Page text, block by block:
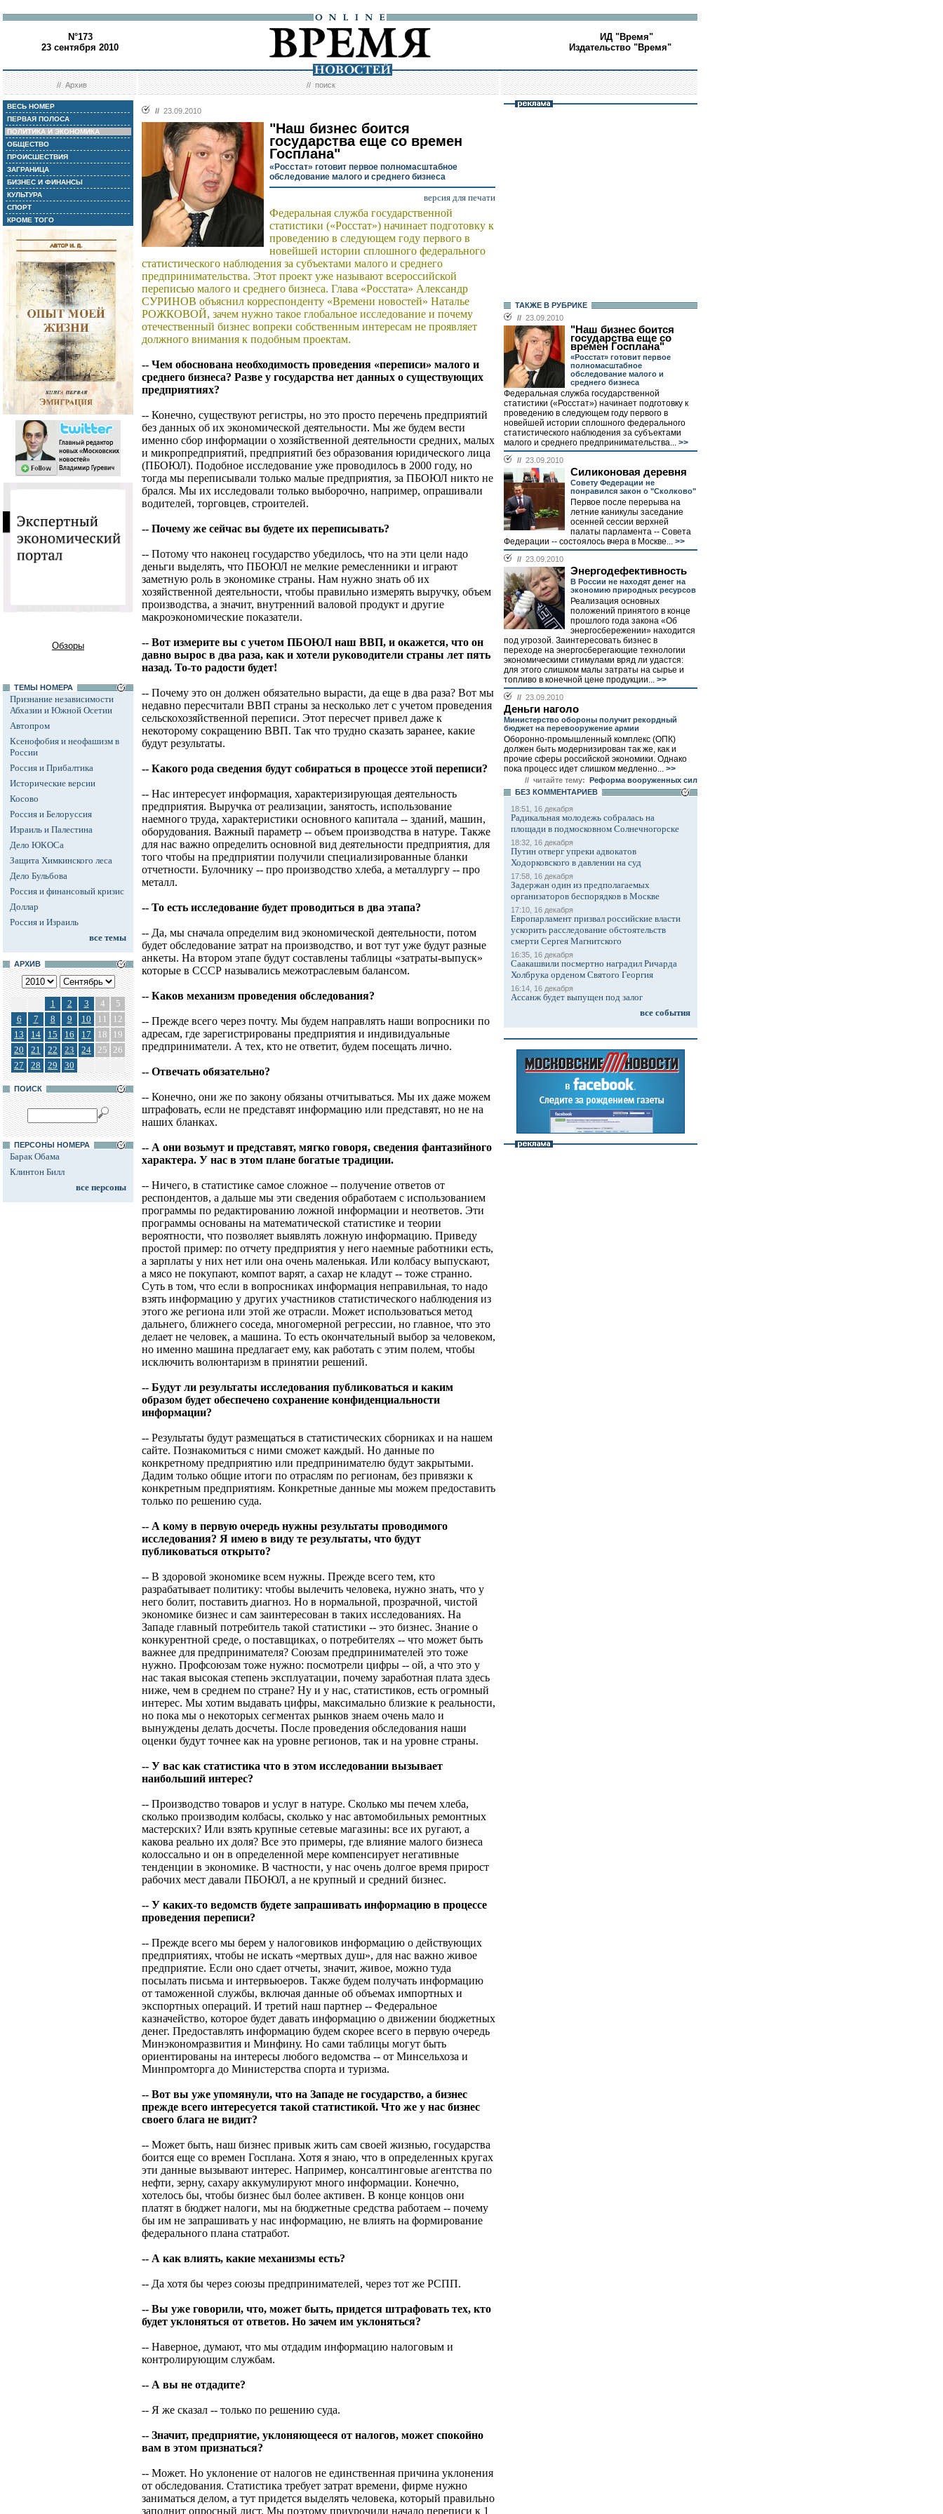
N°173
23 сентября 2010
ИД "Время"
Издательство "Время"
//Архив //поиск
ВЕСЬ НОМЕР
ПЕРВАЯ ПОЛОСА
ПОЛИТИКА И ЭКОНОМИКА
ОБЩЕСТВО
ПРОИСШЕСТВИЯ
ЗАГРАНИЦА
БИЗНЕС И ФИНАНСЫ
КУЛЬТУРА
СПОРТ
КРОМЕ ТОГО
Обзоры
ТЕМЫ НОМЕРА
Признание независимости
Абхазии и Южной Осетии
Автопром
Ксенофобия и неофашизм в
России
Россия и Прибалтика
Исторические версии
Косово
Россия и Белоруссия
Израиль и Палестина
Дело ЮКОСа
Защита Химкинского леса
Дело Бульбова
Россия и финансовый кризис
Доллар
Россия и Израиль
все темы
АРХИВ
1 2 3 4
5
6
7 8 9 10 11
12
13
14 15 16 17 18
19
20
21 22 23 24 25 26
27
28 29 30
ПОИСК
ПЕРСОНЫ НОМЕРА
Барак Обама
Клинтон Билл
все персоны
// 23.09.2010
"Наш бизнес боится
государства еще со времен
Госплана"
«Росстат» готовит первое полномасштабное
обследование малого и среднего бизнеса
версия для печати
Федеральная служба государственной
статистики («Росстат») начинает подготовку к
проведению в следующем году первого в
новейшей истории сплошного федерального
статистического наблюдения за субъектами малого и среднего
предпринимательства. Этот проект уже называют всероссийской
переписью малого и среднего бизнеса. Глава «Росстата» Александр
СУРИНОВ объяснил корреспонденту «Времени новостей» Наталье
РОЖКОВОЙ, зачем нужно такое глобальное исследование и почему
отечественный бизнес вопреки собственным интересам не проявляет
должного внимания к подобным проектам.
-- Чем обоснована необходимость проведения «переписи» малого и
среднего бизнеса? Разве у государства нет данных о существующих
предприятиях?
-- Конечно, существуют регистры, но это просто перечень предприятий
без данных об их экономической деятельности. Мы же будем вести
именно сбор информации о хозяйственной деятельности средних, малых
и микропредприятий, предприятий без образования юридического лица
(ПБОЮЛ). Подобное исследование уже проводилось в 2000 году, но
тогда мы переписывали только малые предприятия, за ПБОЮЛ никто не
брался. Мы их исследовали только выборочно, например, опрашивали
водителей, торговцев, строителей.
-- Почему же сейчас вы будете их переписывать?
-- Потому что наконец государство убедилось, что на эти цели надо
деньги выделять, что ПБОЮЛ не мелкие ремесленники и играют
заметную роль в экономике страны. Нам нужно знать об их
хозяйственной деятельности, чтобы правильно измерять выручку, объем
производства, а значит, внутренний валовой продукт и другие
макроэкономические показатели.
-- Вот измерите вы с учетом ПБОЮЛ наш ВВП, и окажется, что он
давно вырос в два раза, как и хотели руководители страны лет пять
назад. То-то радости будет!
-- Почему это он должен обязательно вырасти, да еще в два раза? Вот мы
недавно пересчитали ВВП страны за несколько лет с учетом проведения
сельскохозяйственной переписи. Этот пересчет привел даже к
некоторому сокращению ВВП. Так что трудно сказать заранее, какие
будут результаты.
-- Какого рода сведения будут собираться в процессе этой переписи?
-- Нас интересует информация, характеризирующая деятельность
предприятия. Выручка от реализации, занятость, использование
наемного труда, характеристики основного капитала -- зданий, машин,
оборудования. Важный параметр -- объем производства в натуре. Также
для нас важно определить основной вид деятельности предприятия, для
того чтобы на предприятии получили специализированные бланки
отчетности. Булочнику -- про производство хлеба, а металлургу -- про
металл.
-- То есть исследование будет проводиться в два этапа?
-- Да, мы сначала определим вид экономической деятельности, потом
будет обследование затрат на производство, и вот тут уже будут разные
анкеты. На втором этапе будут составлены таблицы «затраты-выпуск»
которые в СССР назывались межотраслевым балансом.
-- Каков механизм проведения обследования?
-- Прежде всего через почту. Мы будем направлять наши вопросники по
адресам, где зарегистрированы предприятия и индивидуальные
предприниматели. А тех, кто не ответит, будем посещать лично.
-- Отвечать обязательно?
-- Конечно, они же по закону обязаны отчитываться. Мы их даже можем
штрафовать, если не представят информацию или представят, но не на
наших бланках.
-- А они возьмут и представят, мягко говоря, сведения фантазийного
характера. У нас в этом плане богатые традиции.
-- Ничего, в статистике самое сложное -- получение ответов от
респондентов, а дальше мы эти сведения обработаем с использованием
программы по редактированию ложной информации и неответов. Эти
программы основаны на математической статистике и теории
вероятности, что позволяет выявлять ложную информацию. Приведу
простой пример: по отчету предприятия у него наемные работники есть,
а зарплаты у них нет или она очень маленькая. Или колбасу выпускают,
а мясо не покупают, компот варят, а сахар не кладут -- тоже странно.
Суть в том, что если в вопросниках информация неправильная, то надо
взять информацию у других участников статистического наблюдения из
этого же региона или этой же отрасли. Может использоваться метод
дальнего, ближнего соседа, многомерной регрессии, но главное, что это
делает не человек, а машина. То есть окончательный выбор за человеком,
но именно машина предлагает ему, как работать с этим полем, чтобы
исключить волюнтаризм в принятии решений.
-- Будут ли результаты исследования публиковаться и каким
образом будет обеспечено сохранение конфиденциальности
информации?
-- Результаты будут размещаться в статистических сборниках и на нашем
сайте. Познакомиться с ними сможет каждый. Но данные по
конкретному предприятию или предпринимателю будут закрытыми.
Дадим только общие итоги по отраслям по регионам, без привязки к
конкретным предприятиям. Конкретные данные мы можем предоставить
только по решению суда.
-- А кому в первую очередь нужны результаты проводимого
исследования? Я имею в виду те результаты, что будут
публиковаться открыто?
-- В здоровой экономике всем нужны. Прежде всего тем, кто
разрабатывает политику: чтобы вылечить человека, нужно знать, что у
него болит, поставить диагноз. Но в нормальной, прозрачной, чистой
экономике бизнес и сам заинтересован в таких исследованиях. На
Западе главный потребитель такой статистики -- это бизнес. Знание о
конкурентной среде, о поставщиках, о потребителях -- что может быть
важнее для предпринимателя? Союзам предпринимателей это тоже
нужно. Профсоюзам тоже нужно: посмотрели цифры -- ой, а что это у
нас такая высокая степень эксплуатации, почему заработная плата здесь
ниже, чем в среднем по стране? Ну и у нас, статистиков, есть огромный
интерес. Мы хотим выдавать цифры, максимально близкие к реальности,
но пока мы о некоторых сегментах рынков знаем очень мало и
вынуждены делать досчеты. После проведения обследования наши
оценки будут точнее как на уровне регионов, так и на уровне страны.
-- У вас как статистика что в этом исследовании вызывает
наибольший интерес?
-- Производство товаров и услуг в натуре. Сколько мы печем хлеба,
сколько производим колбасы, сколько у нас автомобильных ремонтных
мастерских? Или взять крупные сетевые магазины: все их ругают, а
какова реально их доля? Все это примеры, где влияние малого бизнеса
колоссально и он в определенной мере компенсирует негативные
тенденции в экономике. В частности, у нас очень долгое время прирост
рабочих мест давали ПБОЮЛ, а не крупный и средний бизнес.
-- У каких-то ведомств будете запрашивать информацию в процессе
проведения переписи?
-- Прежде всего мы берем у налоговиков информацию о действующих
предприятиях, чтобы не искать «мертвых душ», для нас важно живое
предприятие. Если оно сдает отчеты, значит, живое, можно туда
посылать письма и интервьюеров. Также будем получать информацию
от таможенной службы, включая данные об объемах импортных и
экспортных операций. И третий наш партнер -- Федеральное
казначейство, которое будет давать информацию о движении бюджетных
денег. Предоставлять информацию будем скорее всего в первую очередь
Минэкономразвития и Минфину. Но сами таблицы могут быть
ориентированы на интересы любого ведомства -- от Минсельхоза и
Минпромторга до Министерства спорта и туризма.
-- Вот вы уже упомянули, что на Западе не государство, а бизнес
прежде всего интересуется такой статистикой. Что же у нас бизнес
своего блага не видит?
-- Может быть, наш бизнес привык жить сам своей жизнью, государства
боится еще со времен Госплана. Хотя я знаю, что в определенных кругах
эти данные вызывают интерес. Например, консалтинговые агентства по
нефти, зерну, сахару аккумулируют много информации. Конечно,
хотелось бы, чтобы бизнес был более активен. В конце концов они
платят в бюджет налоги, мы на бюджетные средства работаем -- почему
бы им не запрашивать у нас информацию, не влиять на формирование
федерального плана статработ.
-- А как влиять, какие механизмы есть?
-- Да хотя бы через союзы предпринимателей, через тот же РСПП.
-- Вы уже говорили, что, может быть, придется штрафовать тех, кто
будет уклоняться от ответов. Но зачем им уклоняться?
-- Наверное, думают, что мы отдадим информацию налоговым и
контролирующим службам.
-- А вы не отдадите?
-- Я же сказал -- только по решению суда.
-- Значит, предприятие, уклоняющееся от налогов, может спокойно
вам в этом признаться?
-- Может. Но уклонение от налогов не единственная причина уклонения
от обследования. Статистика требует затрат времени, фирме нужно
заниматься делом, а тут придется выделять человека, который правильно
заполнит опросный лист. Мы поэтому приурочили начало переписи к 1
ТАКЖЕ В РУБРИКЕ
// 23.09.2010
"Наш бизнес боится
государства еще со
времен Госплана"
«Росстат» готовит первое
полномасштабное
обследование малого и
среднего бизнеса
Федеральная служба государственной
статистики («Росстат») начинает подготовку к
проведению в следующем году первого в
новейшей истории сплошного федерального
статистического наблюдения за субъектами
малого и среднего предпринимательства... >>
// 23.09.2010
Силиконовая деревня
Совету Федерации не
понравился закон о "Сколково"
Первое после перерыва на
летние каникулы заседание
осенней сессии верхней
палаты парламента -- Совета
Федерации -- состоялось вчера в Москве... >>
// 23.09.2010
Энергодефективность
В России не находят денег на
экономию природных ресурсов
Реализация основных
положений принятого в конце
прошлого года закона «Об
энергосбережении» находится
под угрозой. Заинтересовать бизнес в
переходе на энергосберегающие технологии
экономическими стимулами вряд ли удастся:
для этого слишком малы затраты на сырье и
топливо в конечной цене продукции... >>
// 23.09.2010
Деньги наголо
Министерство обороны получит рекордный
бюджет на перевооружение армии
Оборонно-промышленный комплекс (ОПК)
должен быть модернизирован так же, как и
прочие сферы российской экономики. Однако
пока процесс идет слишком медленно... >>
// читайте тему: Реформа вооруженных сил
БЕЗ КОМMЕНТАРИЕВ
18:51, 16 декабря
Радикальная молодежь собралась на
площади в подмосковном Солнечногорске
18:32, 16 декабря
Путин отверг упреки адвокатов
Ходорковского в давлении на суд
17:58, 16 декабря
Задержан один из предполагаемых
организаторов беспорядков в Москве
17:10, 16 декабря
Европарламент призвал российские власти
ускорить расследование обстоятельств
смерти Сергея Магнитского
16:35, 16 декабря
Саакашвили посмертно наградил Ричарда
Холбрука орденом Святого Георгия
16:14, 16 декабря
Ассанж будет выпущен под залог
все события